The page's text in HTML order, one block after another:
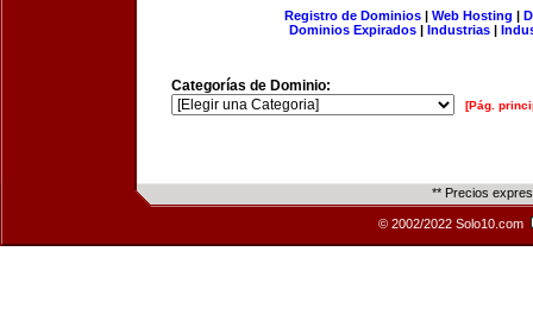
Registro de Dominios| Web Hosting |
Dominios Expirados | Industrias |
Categorías de Dominio:
[Pág.
** Precios
© 2002/2022 Solo10.com